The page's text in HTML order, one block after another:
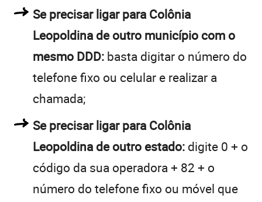
Se precisar ligar para Colônia
Leopoldina de outro município com o
mesmo DDD: basta digitar o número do
telefone fixo ou celular e realizar a
chamada;
Se precisar ligar para Colônia
Leopoldina de outro estado: digite 0 + o
código da sua operadora + 82 + o
número do telefone fixo ou móvel que